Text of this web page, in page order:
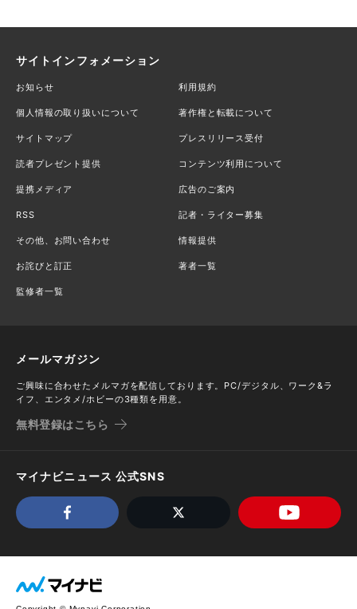
サイトインフォメーション
お知らせ 利用規約
個人情報の取り扱いについて 著作権と転載について
サイトマップ プレスリリース受付
読者プレゼント提供 コンテンツ利用について
提携メディア 広告のご案内
RSS 記者・ライター募集
その他、お問い合わせ 情報提供
お詫びと訂正 著者一覧
監修者一覧
メールマガジン
ご興味に合わせたメルマガを配信しております。PC/デジタル、ワーク&ラ
イフ、エンタメ/ホビーの3種類を用意。
無料登録はこちら
マイナビニュース 公式SNS